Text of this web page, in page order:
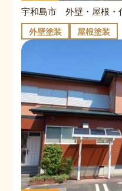
宇和島市 外壁・屋根・
外壁塗装 屋根塗装